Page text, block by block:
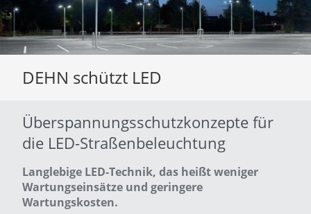
DEHN schützt LED
Überspannungsschutzkonzepte für
die LED-Straßenbeleuchtung
Langlebige LED-Technik, das heißt weniger
Wartungseinsätze und geringere
Wartungskosten.